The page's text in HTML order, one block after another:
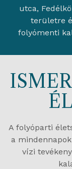
utca,
területre
folyómenti
A folyóparti
a
vízi